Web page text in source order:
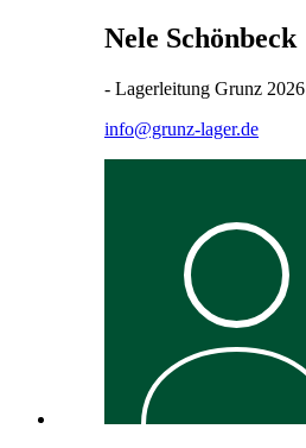
Nele Schönbeck
- Lagerleitung Grunz 2026
info@grunz-lager.de